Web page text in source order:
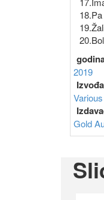
2019
Gold